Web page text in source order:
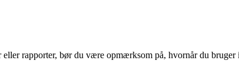
rapporter, bør du være opmærksom på, hvornår du bruger